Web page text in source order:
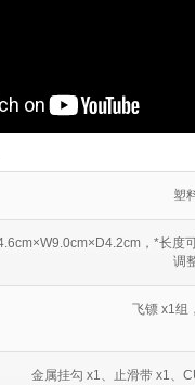
塑
，*长度
调
飞镖 x1组
金属挂勾 x1、止滑带 x1、